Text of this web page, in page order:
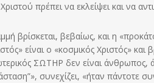
πρέπει να εκλείψει και να
βρίσκεται, βεβαίως, και η
είναι ο «κοσμικός Χριστός»
ΣΩΤΗΡ δεν είναι
συνεχίζει, «ήταν